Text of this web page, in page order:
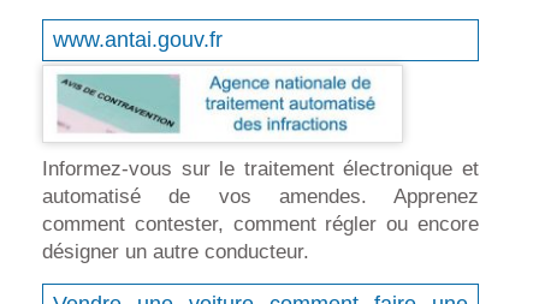
www.antai.gouv.fr
Informez-vous sur le traitement électronique et
automatisé de vos amendes. Apprenez
comment contester, comment régler ou encore
désigner un autre conducteur.